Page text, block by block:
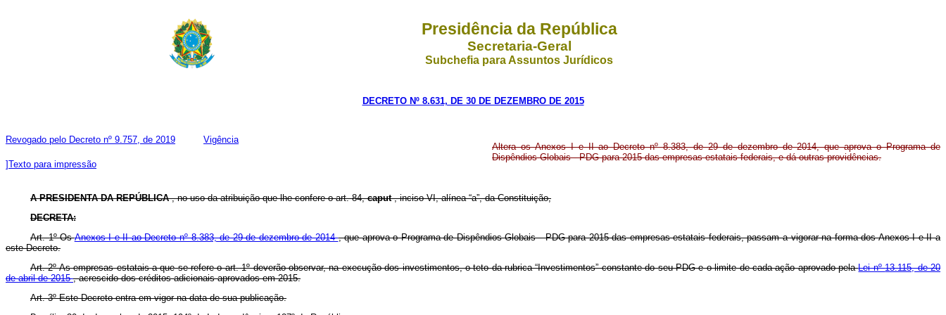
Presidência da República
Secretaria-Geral
Subchefia para Assuntos Jurídicos
DECRETO Nº 8.631, DE 30 DE DEZEMBRO DE 2015
Revogado pelo Decreto nº 9.757, de 2019 Vigência
]Texto para impressão
Altera os Anexos I e II ao Decreto nº 8.383, de 29 de dezembro de 2014, que aprova o Programa de
Dispêndios Globais - PDG para 2015 das empresas estatais federais, e dá outras providências.
A PRESIDENTA DA REPÚBLICA, no uso da atribuição que lhe confere o art. 84,caput, inciso VI, alínea “a”, da Constituição,
DECRETA:
Art. 1º OsAnexos I e II ao Decreto nº 8.383, de 29 de dezembro de 2014, que aprova o Programa de Dispêndios Globais - PDG para 2015 das empresas estatais federais, passam a vigorar na forma dos Anexos I e II a
este Decreto.
Art. 2º As empresas estatais a que se refere o art. 1º deverão observar, na execução dos investimentos, o teto da rubrica “Investimentos” constante do seu PDG e o limite de cada ação aprovado pelaLei nº13.115, de 20
de abril de 2015, acrescido dos créditos adicionais aprovados em 2015.
Art. 3º Este Decreto entra em vigor na data de sua publicação.